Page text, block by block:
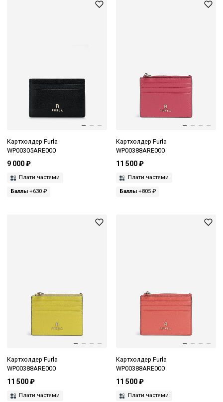
Картхолдер Furla
WP00305ARE000
9 000 ₽
Плати частями
Баллы +630 ₽
Картхолдер Furla
WP00388ARE000
11 500 ₽
Плати частями
Баллы+805 ₽
Картхолдер Furla
WP00388ARE000
11 500 ₽
Плати частями
Картхолдер Furla
WP00388ARE000
11 500 ₽
Плати частями